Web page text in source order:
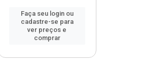
Faça seu login ou
cadastre-se para
ver preços e
comprar